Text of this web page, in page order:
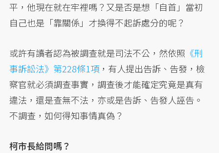
平，他現在就在牢裡嗎？又是否是想「自首」當初
自己也是「靠關係」才換得不起訴處分的呢？
或許有讀者認為被調查就是司法不公，然依照 《刑
事訴訟法》第228條1項 ，有人提出告訴、告發，檢
察官就必須調查事實，調查後才能確定究竟是真有
違法，還是查無不法，亦或是告訴、告發人誣告。
不調查，如何得知事情真偽？
柯市長給問嗎？